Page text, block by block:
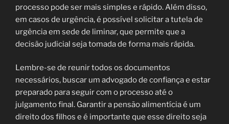
processo pode ser mais simples e rápido. Além disso,
em casos de urgência, é possível solicitar a tutela de
urgência em sede de liminar, que permite que a
decisão judicial seja tomada de forma mais rápida.
Lembre-se de reunir todos os documentos
necessários, buscar um advogado de confiança e estar
preparado para seguir com o processo até o
julgamento final. Garantir a pensão alimentícia é um
direito dos filhos e é importante que esse direito seja